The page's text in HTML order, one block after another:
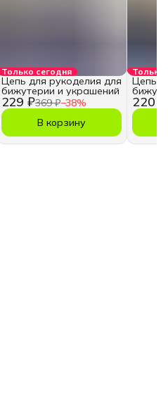
Только сегодня
229 ₽369 ₽−38%
Цепь для рукоделия для
бижутерии и украшений
В корзину
Только
220 ₽
Цепь